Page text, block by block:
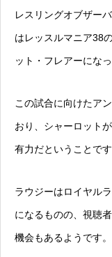
レスリングオブザー
はレッスルマニア38
ット・フレアーにな
この試合に向けたア
おり、シャーロット
有力だということです
ラウジーはロイヤル
になるものの、視聴
機会もあるようです。